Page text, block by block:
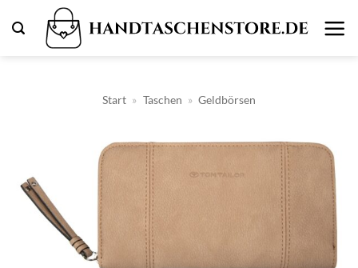
Inhalt
Start » Taschen » Geldbörsen